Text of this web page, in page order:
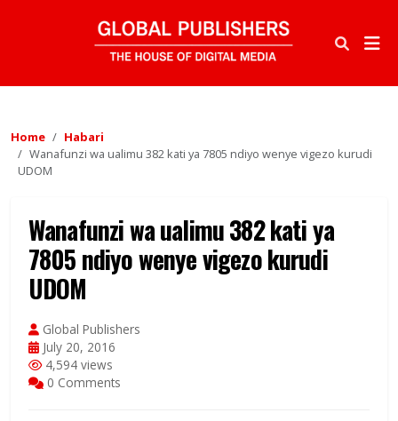
Home
Habari
Wanafunzi wa ualimu 382 kati ya 7805 ndiyo wenye vigezo kurudi
UDOM
Wanafunzi wa ualimu 382 kati ya
7805 ndiyo wenye vigezo kurudi
UDOM
Global Publishers
July 20, 2016
4,594 views
0 Comments